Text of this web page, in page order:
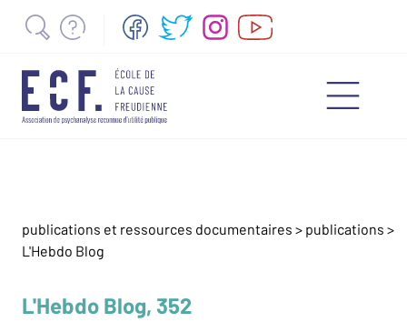
publications et ressources documentaires > publications >
L'Hebdo Blog
L'Hebdo Blog, 352